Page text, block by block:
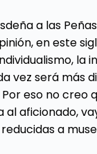
a las
en este
la
vez será más
eso no creo
al aficionado,
a